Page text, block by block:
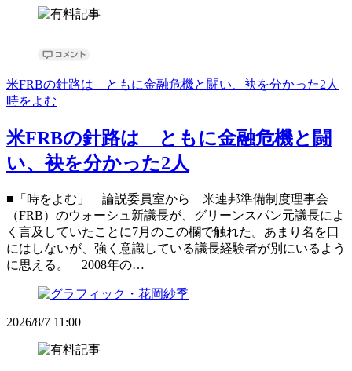
米FRBの針路は ともに金融危機と闘い、袂を分かった2人
時をよむ
米FRBの針路は ともに金融危機と闘
い、袂を分かった2人
■「時をよむ」 論説委員室から 米連邦準備制度理事会
（FRB）のウォーシュ新議長が、グリーンスパン元議長によ
く言及していたことに7月のこの欄で触れた。あまり名を口
にはしないが、強く意識している議長経験者が別にいるよう
に思える。 2008年の…
2026/8/7 11:00